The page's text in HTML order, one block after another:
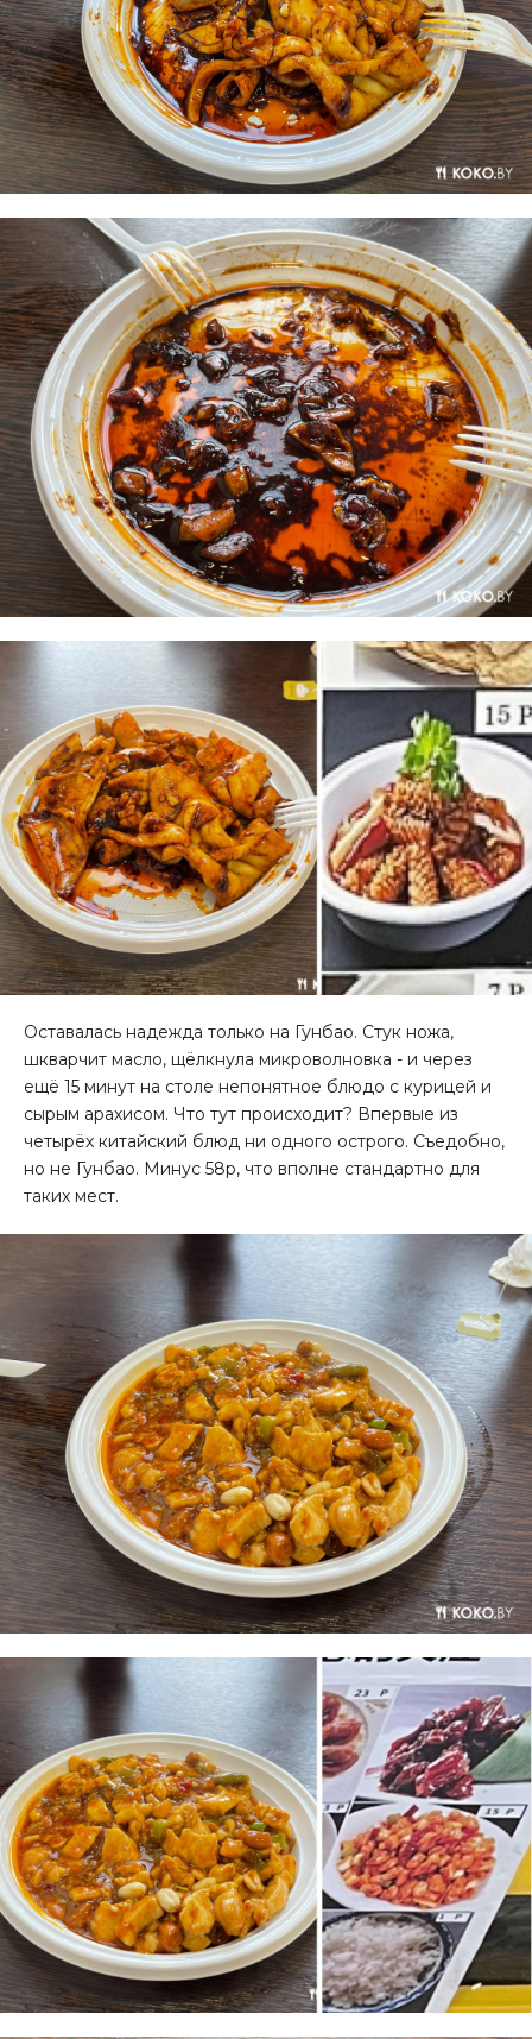
Оставалась надежда только на Гунбао. Стук ножа,
шкварчит масло, щёлкнула микроволновка - и через
ещё 15 минут на столе непонятное блюдо с курицей и
сырым арахисом. Что тут происходит? Впервые из
четырёх китайский блюд ни одного острого. Съедобно,
но не Гунбао. Минус 58р, что вполне стандартно для
таких мест.